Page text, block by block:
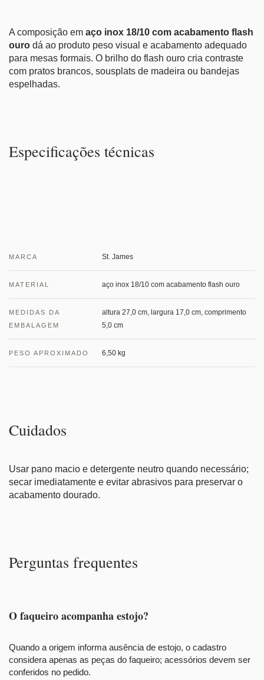
A composição em aço inox 18/10 com acabamento flash
ouro dá ao produto peso visual e acabamento adequado
para mesas formais. O brilho do flash ouro cria contraste
com pratos brancos, sousplats de madeira ou bandejas
espelhadas.
Especificações técnicas
MARCA St. James
MATERIAL aço inox 18/10 com acabamento flash ouro
MEDIDAS DA
EMBALAGEM
altura 27,0 cm, largura 17,0 cm, comprimento
5,0 cm
PESO APROXIMADO 6,50 kg
Cuidados
Usar pano macio e detergente neutro quando necessário;
secar imediatamente e evitar abrasivos para preservar o
acabamento dourado.
Perguntas frequentes
O faqueiro acompanha estojo?
Quando a origem informa ausência de estojo, o cadastro
considera apenas as peças do faqueiro; acessórios devem ser
conferidos no pedido.